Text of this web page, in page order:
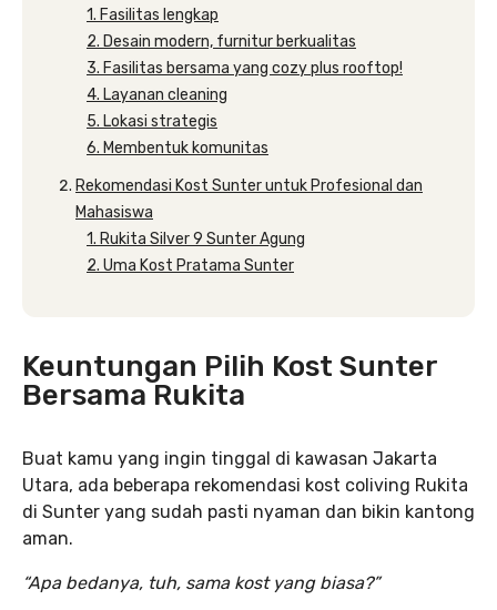
1. Fasilitas lengkap
2. Desain modern, furnitur berkualitas
3. Fasilitas bersama yang cozy plus rooftop!
4. Layanan cleaning
5. Lokasi strategis
6. Membentuk komunitas
Rekomendasi Kost Sunter untuk Profesional dan
Mahasiswa
1. Rukita Silver 9 Sunter Agung
2. Uma Kost Pratama Sunter
Keuntungan Pilih Kost Sunter
Bersama Rukita
Buat kamu yang ingin tinggal di kawasan Jakarta
Utara, ada beberapa rekomendasi kost coliving Rukita
di Sunter yang sudah pasti nyaman dan bikin kantong
aman.
“Apa bedanya, tuh, sama kost yang biasa?”